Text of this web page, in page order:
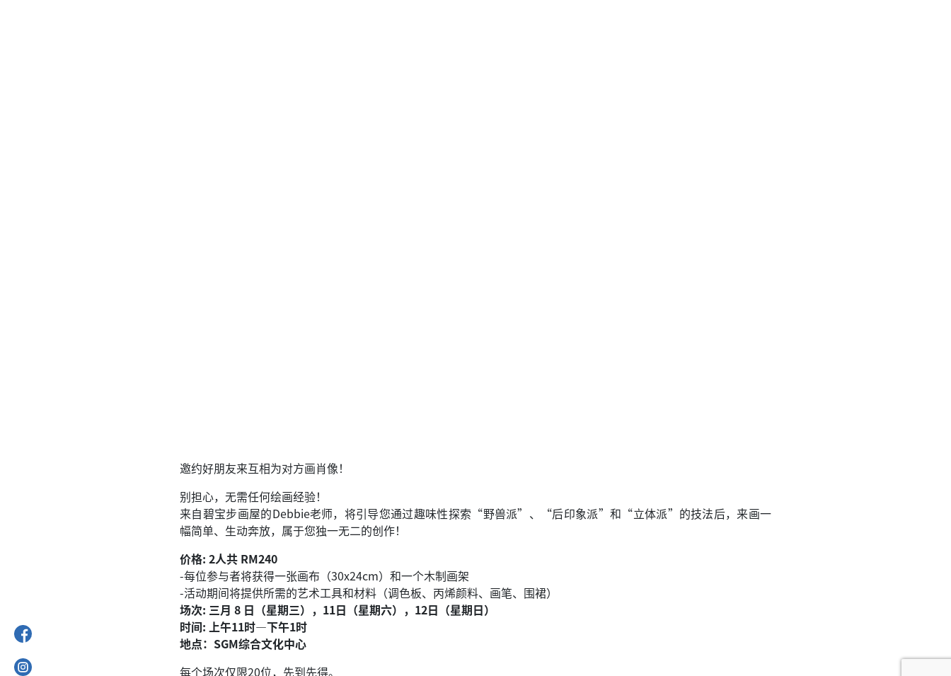
邀约好朋友来互相为对方画肖像！
别担心，无需任何绘画经验！
来自碧宝步画屋的Debbie老师，将引导您通过趣味性探索“野兽派”、“后印象派”和“立体派”的技法后，来画一
幅简单、生动奔放，属于您独一无二的创作！
价格: 2人共 RM240
-每位参与者将获得一张画布（30x24cm）和一个木制画架
-活动期间将提供所需的艺术工具和材料（调色板、丙烯颜料、画笔、围裙）
场次: 三月 8 日（星期三），11日（星期六），12日（星期日）
时间: 上午11时—下午1时
地点：SGM综合文化中心
每个场次仅限20位，先到先得。